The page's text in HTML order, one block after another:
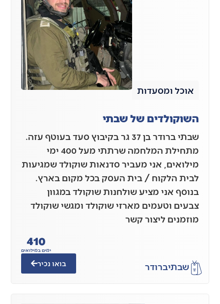
אוכל ומסעדות
השוקולדים של שבתי
שבתי ברודר בן 37 גר בקיבוץ סעד בעוטף עזה.
מתחילת המלחמה שרתתי מעל 400 ימי
מילואים, אני מעביר סדנאות שוקולד שמגיעות
לבית הלקוח / בית העסק בכל מקום בארץ.
בנוסף אני מציע שולחנות שוקולד במגוון
צבעים וטעמים מארזי שוקולד ומגשי שוקולד
מוזמנים ליצור קשר
שבתיברודר
ימים במילואים
410
בואו נכיר